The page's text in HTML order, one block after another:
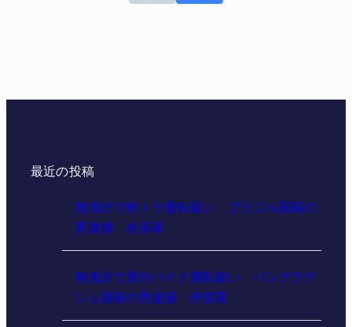
最近の投稿
無免許で軽トラ運転疑い ブラジル国籍の
男逮捕 名張署
無免許で原付バイク運転疑い バングラデ
シュ国籍の男逮捕 伊賀署